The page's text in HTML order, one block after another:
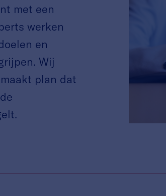
met een
werken
en
Wij
plan dat